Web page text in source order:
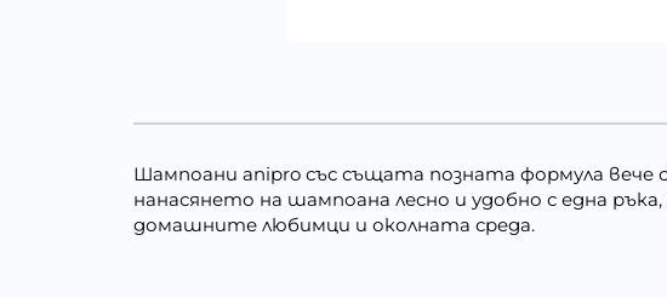
Шампоани anipro със същата позната формула вече
нанасянето на шампоана лесно и удобно с една
домашните любимци и околната среда.